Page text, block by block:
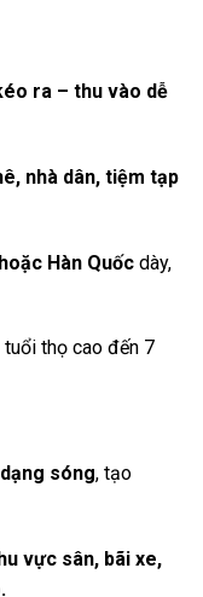
ra – thu vào dễ
nhà dân, tiệm tạp
Hàn Quốcdày,
tuổi thọ cao đến 7
sóng, tạo
vực sân, bãi xe,